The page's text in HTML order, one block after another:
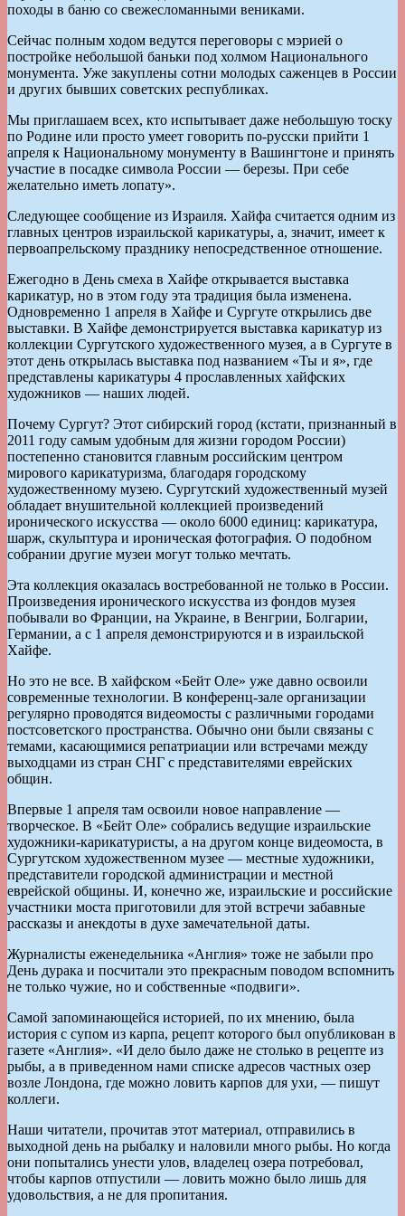
походы в баню со свежесломанными вениками.
Сейчас полным ходом ведутся переговоры с мэрией о
постройке небольшой баньки под холмом Национального
монумента. Уже закуплены сотни молодых саженцев в России
и других бывших советских республиках.
Мы приглашаем всех, кто испытывает даже небольшую тоску
по Родине или просто умеет говорить по-русски прийти 1
апреля к Национальному монументу в Вашингтоне и принять
участие в посадке символа России — березы. При себе
желательно иметь лопату».
Следующее сообщение из Израиля. Хайфа считается одним из
главных центров израильской карикатуры, а, значит, имеет к
первоапрельскому празднику непосредственное отношение.
Ежегодно в День смеха в Хайфе открывается выставка
карикатур, но в этом году эта традиция была изменена.
Одновременно 1 апреля в Хайфе и Сургуте открылись две
выставки. В Хайфе демонстрируется выставка карикатур из
коллекции Сургутского художественного музея, а в Сургуте в
этот день открылась выставка под названием «Ты и я», где
представлены карикатуры 4 прославленных хайфских
художников — наших людей.
Почему Сургут? Этот сибирский город (кстати, признанный в
2011 году самым удобным для жизни городом России)
постепенно становится главным российским центром
мирового карикатуризма, благодаря городскому
художественному музею. Сургутский художественный музей
обладает внушительной коллекцией произведений
иронического искусства — около 6000 единиц: карикатура,
шарж, скульптура и ироническая фотография. О подобном
собрании другие музеи могут только мечтать.
Эта коллекция оказалась востребованной не только в России.
Произведения иронического искусства из фондов музея
побывали во Франции, на Украине, в Венгрии, Болгарии,
Германии, а с 1 апреля демонстрируются и в израильской
Хайфе.
Но это не все. В хайфском «Бейт Оле» уже давно освоили
современные технологии. В конференц-зале организации
регулярно проводятся видеомосты с различными городами
постсоветского пространства. Обычно они были связаны с
темами, касающимися репатриации или встречами между
выходцами из стран СНГ с представителями еврейских
общин.
Впервые 1 апреля там освоили новое направление —
творческое. В «Бейт Оле» собрались ведущие израильские
художники-карикатуристы, а на другом конце видеомоста, в
Сургутском художественном музее — местные художники,
представители городской администрации и местной
еврейской общины. И, конечно же, израильские и российские
участники моста приготовили для этой встречи забавные
рассказы и анекдоты в духе замечательной даты.
Журналисты еженедельника «Англия» тоже не забыли про
День дурака и посчитали это прекрасным поводом вспомнить
не только чужие, но и собственные «подвиги».
Самой запоминающейся историей, по их мнению, была
история с супом из карпа, рецепт которого был опубликован в
газете «Англия». «И дело было даже не столько в рецепте из
рыбы, а в приведенном нами списке адресов частных озер
возле Лондона, где можно ловить карпов для ухи, — пишут
коллеги.
Наши читатели, прочитав этот материал, отправились в
выходной день на рыбалку и наловили много рыбы. Но когда
они попытались унести улов, владелец озера потребовал,
чтобы карпов отпустили — ловить можно было лишь для
удовольствия, а не для пропитания.